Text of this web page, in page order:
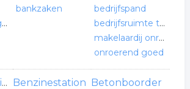
sneeuwkettingen
bankzaken
bedrijfspand
bedrijfsruimte te huur
makelaardij onroerend goed
onroerend goed
Belasting adviesbureau
Benzinestation Betonboorder